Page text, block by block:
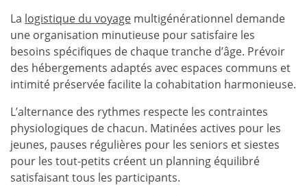
La logistique du voyage multigénérationnel demande
une organisation minutieuse pour satisfaire les
besoins spécifiques de chaque tranche d’âge. Prévoir
des hébergements adaptés avec espaces communs et
intimité préservée facilite la cohabitation harmonieuse.
L’alternance des rythmes respecte les contraintes
physiologiques de chacun. Matinées actives pour les
jeunes, pauses régulières pour les seniors et siestes
pour les tout-petits créent un planning équilibré
satisfaisant tous les participants.